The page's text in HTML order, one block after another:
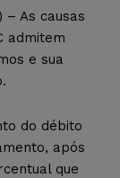
– As causas
admitem
e sua
do débito
após
que